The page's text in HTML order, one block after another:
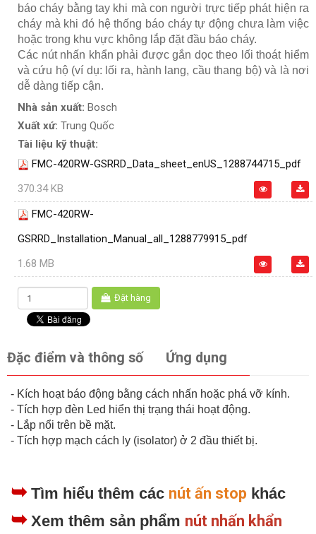
báo cháy bằng tay khi mà con người trực tiếp phát hiện ra
cháy mà khi đó hệ thống báo cháy tự động chưa làm việc
hoặc trong khu vực không lắp đặt đầu báo cháy.
Các nút nhấn khẩn phải được gắn dọc theo lối thoát hiểm
và cứu hộ (ví dụ: lối ra, hành lang, cầu thang bộ) và là nơi
dễ dàng tiếp cận.
Nhà sản xuất: Bosch
Xuất xứ: Trung Quốc
Tài liệu kỹ thuật:
FMC-420RW-GSRRD_Data_sheet_enUS_1288744715_pdf
370.34 KB
FMC-420RW-
GSRRD_Installation_Manual_all_1288779915_pdf
1.68 MB
Đặt hàng
Đặc điểm và thông số Ứng dụng
- Kích hoạt báo động bằng cách nhấn hoặc phá vỡ kính.
- Tích hợp đèn Led hiển thị trạng thái hoạt động.
- Lắp nổi trên bề mặt.
- Tích hợp mạch cách ly (isolator) ở 2 đầu thiết bị.
➥Tìm hiểu thêm các nút ấn stop khác
➥Xem thêm sản phẩm nút nhấn khẩn